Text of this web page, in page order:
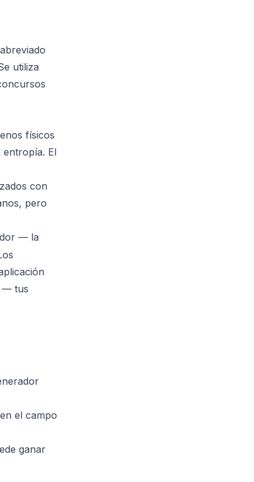
utiliza
físicos
El
con
pero
— la
— tus
el campo
ganar